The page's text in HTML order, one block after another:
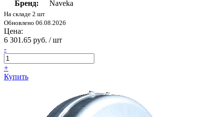
Бренд:
Naveka
На складе 2 шт
Обновлено 06.08.2026
Цена:
6 301.65 руб. / шт
-
+
Купить